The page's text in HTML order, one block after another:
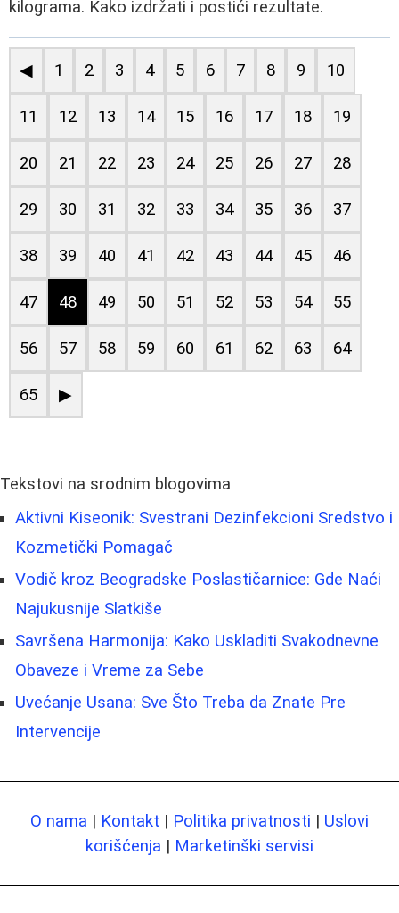
kilograma. Kako izdržati i postići rezultate.
◀ 1 2 3 4 5 6 7 8 9 10
11 12 13 14 15 16 17 18 19
20 21 22 23 24 25 26 27 28
29 30 31 32 33 34 35 36 37
38 39 40 41 42 43 44 45 46
47 48 49 50 51 52 53 54 55
56 57 58 59 60 61 62 63 64
65 ▶
Tekstovi na srodnim blogovima
Aktivni Kiseonik: Svestrani Dezinfekcioni Sredstvo i
Kozmetički Pomagač
Vodič kroz Beogradske Poslastičarnice: Gde Naći
Najukusnije Slatkiše
Savršena Harmonija: Kako Uskladiti Svakodnevne
Obaveze i Vreme za Sebe
Uvećanje Usana: Sve Što Treba da Znate Pre
Intervencije
O nama | Kontakt | Politika privatnosti | Uslovi
korišćenja | Marketinški servisi